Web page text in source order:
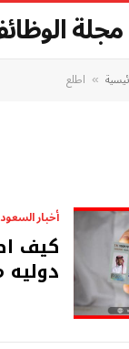
مجلة
» اطلع
أخبار
كيف